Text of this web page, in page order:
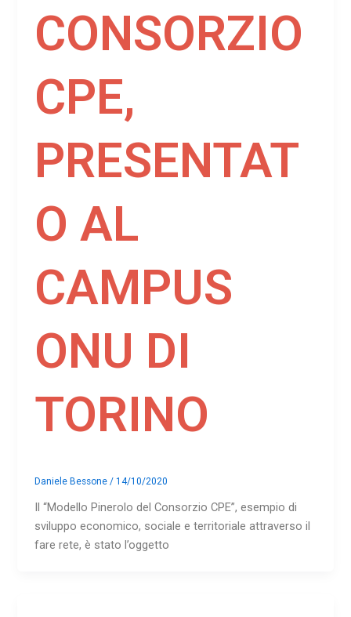
CONSORZIO
CPE,
PRESENTAT
O AL
CAMPUS
ONU DI
TORINO
Daniele Bessone/14/10/2020
Il “Modello Pinerolo del Consorzio CPE”, esempio di
sviluppo economico, sociale e territoriale attraverso il
fare rete, è stato l’oggetto